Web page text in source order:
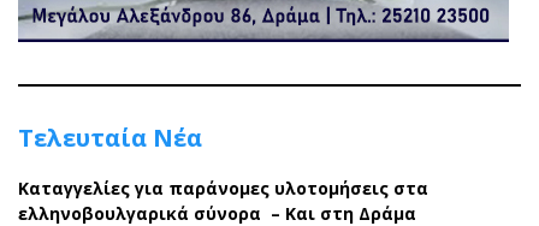
Τελευταία Νέα
Καταγγελίες για παράνομες υλοτομήσεις στα
ελληνοβουλγαρικά σύνορα – Και στη Δράμα